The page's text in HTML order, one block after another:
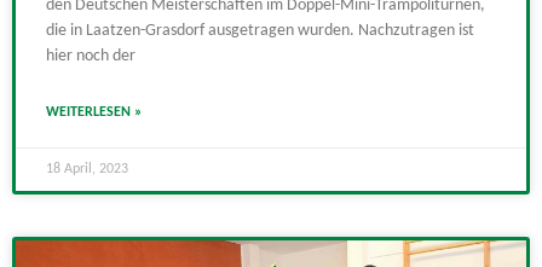
den Deutschen Meisterschaften im Doppel-Mini-Trampoliturnen,
die in Laatzen-Grasdorf ausgetragen wurden. Nachzutragen ist
hier noch der
WEITERLESEN »
18 April, 2023